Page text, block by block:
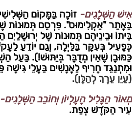
אִישׁ הַשְּׁלָגִים- זוֹכֶה בַּמָּקוֹם
בַּאֲתַר "אַקְלִימוּס". פִּרְסֵם תְּמוּנוֹת
בֵּיתוֹ וּבֵינֵיהֶם תְּמוּנוֹת שֶׁל יְרוּשָׁלַיִם
כְּפָעִיל בְּעִקָּר בַּלַּיְלָה, וְגַם יוֹדֵעַ
כַּמּוּבָן שֶׁאֵין מְדֻבָּר בְּיַתּוּשׁ!). בַּעַל
וּמִתְנַגֵּד חָרִיף לַאֲנָשִׁים בַּעֲלֵי גִּישָׁה
(עַיֵּן עֵרֶךְ לְהַלָּן).
מְאוֹר הַגָּלִיל הָעֶלְיוֹן וְחוֹבֵב הַשְּׁלָגִים-
עִיר הַקֹּדֶשׁ צְפַת.